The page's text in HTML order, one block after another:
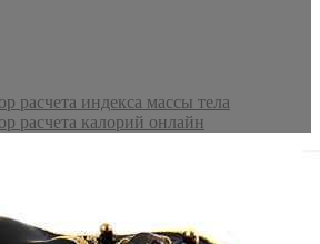
расчета индекса массы тела
расчета калорий онлайн